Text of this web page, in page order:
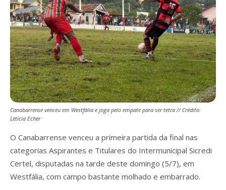
Canabarrense venceu em Westfália e joga pelo empate para ser tetra // Crédito:
Letícia Echer
O Canabarrense venceu a primeira partida da final nas
categorias Aspirantes e Titulares do Intermunicipal Sicredi
Certel, disputadas na tarde deste domingo (5/7), em
Westfália, com campo bastante molhado e embarrado.